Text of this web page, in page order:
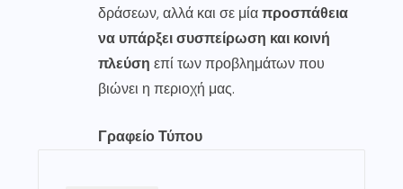
δράσεων, αλλά και σε μίαπροσπάθεια
να υπάρξει συσπείρωση και κοινή
πλεύση επί των προβλημάτων που
βιώνει η περιοχή μας.
Γραφείο Τύπου